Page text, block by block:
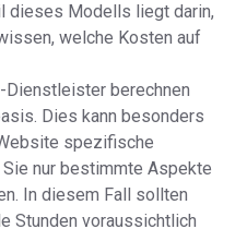
dieses Modells liegt darin,
welche Kosten auf
Dienstleister berechnen
Dies kann besonders
spezifische
nur bestimmte Aspekte
In diesem Fall sollten
Stunden voraussichtlich